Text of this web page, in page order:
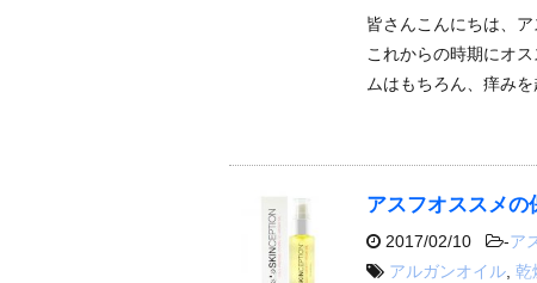
皆さんこんにちは、
これからの時期にオ
ムはもちろん、痒み
アスフオススメの
2017/02/10 -ア
アルガンオイル, 乾